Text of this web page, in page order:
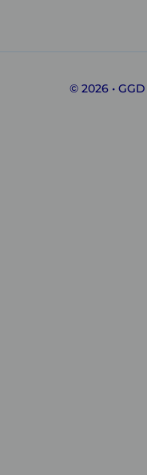
© 2026 • GGD